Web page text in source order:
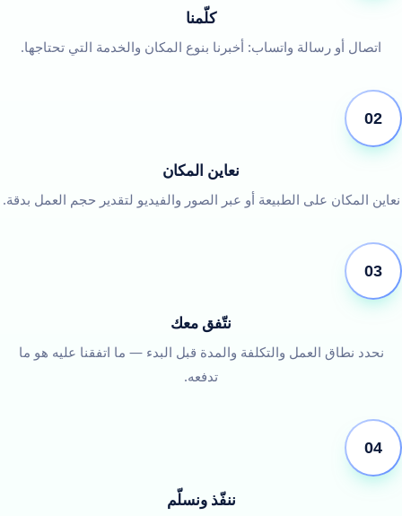
كلّمنا
اتصال أو رسالة واتساب: أخبرنا بنوع المكان والخدمة التي تحتاجها.
02
نعاين المكان
نعاين المكان على الطبيعة أو عبر الصور والفيديو لتقدير حجم العمل بدقة.
03
نتّفق معك
نحدد نطاق العمل والتكلفة والمدة قبل البدء — ما اتفقنا عليه هو ما
تدفعه.
04
ننفّذ ونسلّم